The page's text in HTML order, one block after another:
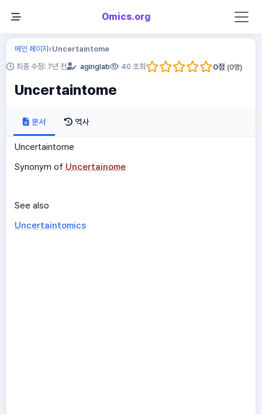
Omics.org
메인 페이지»Uncertaintome
최종 수정: 7년 전 aginglab 40 조회 0점 (0명)
Uncertaintome
문서 역사
Uncertaintome
Synonym of Uncertainome
See also
Uncertaintomics